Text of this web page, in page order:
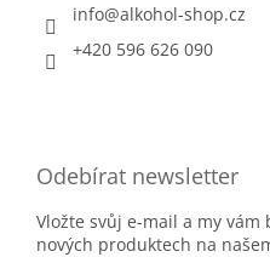
info@alkohol-shop.cz
+420 596 626 090
Odebírat newsletter
Vložte svůj e-mail a my
nových produktech na